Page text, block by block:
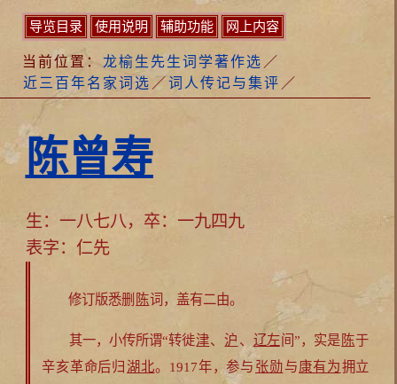
导览目录 使用说明 辅助功能 网上内容
当前位置： 龙榆生先生词学著作选 ／
近三百年名家词选 ／ 词人传记与集评 ／
陈曾寿
生：一八七八，卒：一九四九
表字：仁先
修订版悉删 陈词，盖有二由。
其一，小传所谓“转徙津、 沪 、 辽左间”，实是 陈于
辛亥革命后归 湖北。1917年，参与 张勋与康有为拥立